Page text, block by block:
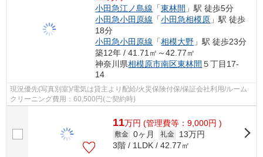
小田急江ノ島線 「東林間 」駅 徒歩5分
小田急小田原線 「小田急相模原 」駅 徒歩
18分
小田急小田原線 「相模大野 」駅 徒歩23分
築12年 / 41.71㎡～42.77㎡
神奈川県相模原市南区東林間 ５丁目17-
14
現況優先(写真別室)/電気は貸主より配給/火災保険付保/保証会社利用/ルーム
クリーニング費用：60,500円(ご契約時)
11万円 (管理費等：9,000円 )
敷金 0ヶ月 礼金
13万円
3階 / 1LDK / 42.77㎡